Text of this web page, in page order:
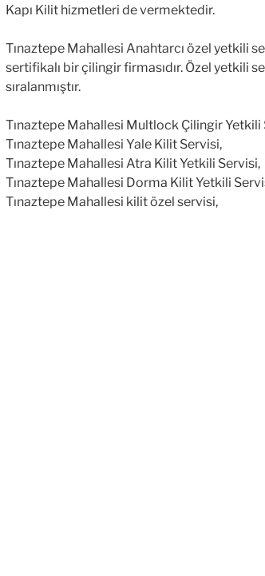
Kapı Kilit hizmetleri de vermektedir.
Tınaztepe Mahallesi Anahtarcı özel yetkili
sertifikalı bir çilingir firmasıdır. Özel yetkili
sıralanmıştır.
Tınaztepe Mahallesi Multlock Çilingir Yetkili
Tınaztepe Mahallesi Yale Kilit Servisi,
Tınaztepe Mahallesi Atra Kilit Yetkili Servisi,
Tınaztepe Mahallesi Dorma Kilit Yetkili
Tınaztepe Mahallesi kilit özel servisi,